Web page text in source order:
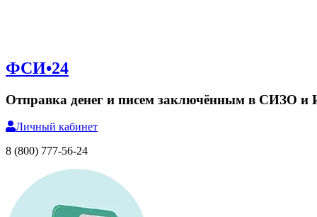
ФСИ•24
Отправка денег и писем заключённым в СИЗО и
Личный кабинет
8 (800) 777-56-24